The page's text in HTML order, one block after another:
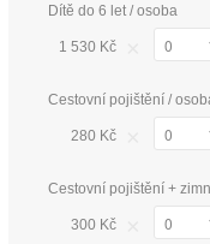
Dítě do 6 let / osoba
1 530 Kč
Cestovní pojištění /
280 Kč
Cestovní pojištění +
300 Kč